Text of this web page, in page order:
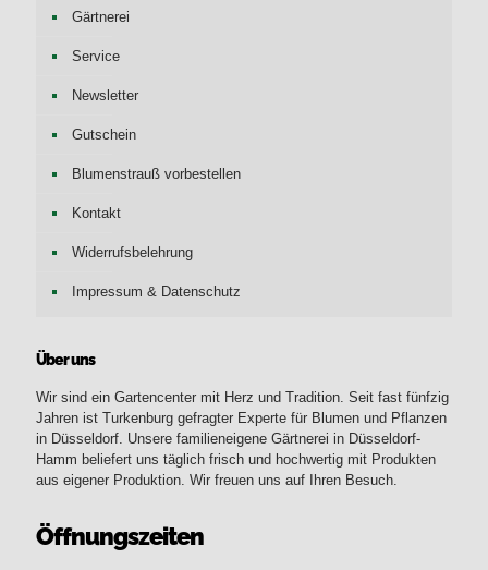
Gärtnerei
Service
Newsletter
Gutschein
Blumenstrauß vorbestellen
Kontakt
Widerrufsbelehrung
Impressum & Datenschutz
Über uns
Wir sind ein Gartencenter mit Herz und Tradition. Seit fast fünfzig
Jahren ist Turkenburg gefragter Experte für Blumen und Pflanzen
in Düsseldorf. Unsere familieneigene Gärtnerei in Düsseldorf-
Hamm beliefert uns täglich frisch und hochwertig mit Produkten
aus eigener Produktion. Wir freuen uns auf Ihren Besuch.
Öffnungszeiten